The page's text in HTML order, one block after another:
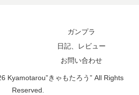
ガンプラ
日記、レビュー
お問い合わせ
Kyamotarou”きゃもたろう” All Rights
Reserved.